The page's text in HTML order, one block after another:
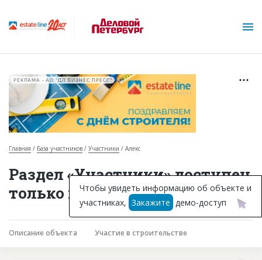
Горячие объекты
База строящихся объектов
Инвестпроекты
Глоссарий
РЕКЛАМА • АО "ДП БИЗНЕС ПРЕСС"
Главная База участников Участники Алекс
Раздел «Участники» доступен
только подписчикам
Описание объекта Участие в строительстве
Чтобы увидеть информацию об объекте и
участниках, Закажите демо-доступ